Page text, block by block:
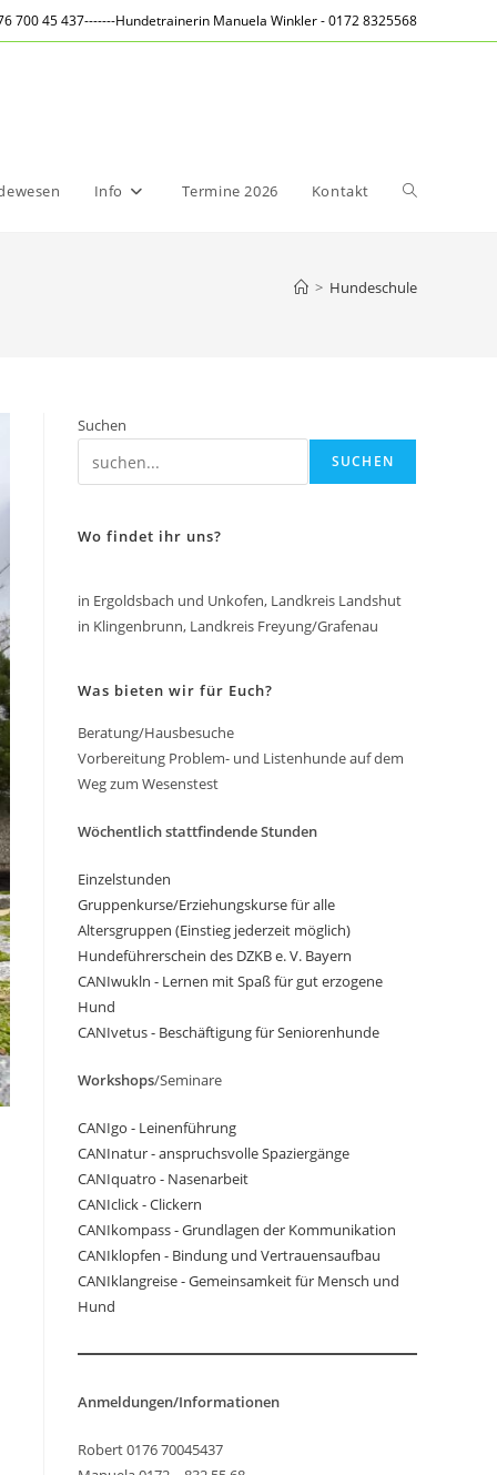
700 45 437-------Hundetrainerin Manuela Winkler - 0172 8325568
Info Termine 2026 Kontakt Website-
> Hundeschule
Suchen
SUCHEN
Wo findet ihr uns?
in Ergoldsbach und Unkofen, Landkreis Landshut
in Klingenbrunn, Landkreis Freyung/Grafenau
Was bieten wir für Euch?
Beratung/Hausbesuche
Vorbereitung Problem- und Listenhunde auf dem
Weg zum Wesenstest
Wöchentlich stattfindende Stunden
Einzelstunden
Gruppenkurse/Erziehungskurse für alle
Altersgruppen (Einstieg jederzeit möglich)
Hundeführerschein des DZKB e. V. Bayern
CANIwukln - Lernen mit Spaß für gut erzogene
Hund
CANIvetus - Beschäftigung für Seniorenhunde
Workshops/Seminare
CANIgo - Leinenführung
CANInatur - anspruchsvolle Spaziergänge
CANIquatro - Nasenarbeit
CANIclick - Clickern
CANIkompass - Grundlagen der Kommunikation
CANIklopfen - Bindung und Vertrauensaufbau
CANIklangreise - Gemeinsamkeit für Mensch und
Hund
Anmeldungen/Informationen
Robert 0176 70045437